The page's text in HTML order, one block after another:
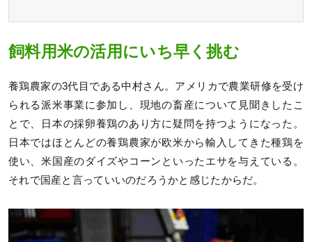
飼料用米の活用にいち早く挑む
養鶏農家の3代目である中村さん。アメリカで農業研修を受け
られる派米事業に参加し、現地の畜産について見聞きしたこ
とで、日本の採卵養鶏のあり方に疑問を持つようになった。
日本ではほとんどの養鶏農家が欧米から輸入してきた種鶏を
使い、米国産のダイズやコーンといったエサを与えている。
それで国産と言っていいのだろうかと感じたからだ。